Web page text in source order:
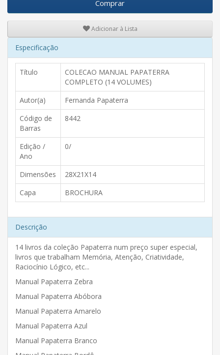
Comprar
Adicionar à Lista
Especificação
Título
COLECAO MANUAL PAPATERRA
COMPLETO (14 VOLUMES)
Autor(a)
Fernanda Papaterra
Código de
Barras
8442
Edição /
Ano
0/
Dimensões
28X21X14
Capa
BROCHURA
Descrição
14 livros da coleção Papaterra num preço super especial,
livros que trabalham Memória, Atenção, Criatividade,
Raciocínio Lógico, etc...
Manual Papaterra Zebra
Manual Papaterra Abóbora
Manual Papaterra Amarelo
Manual Papaterra Azul
Manual Papaterra Branco